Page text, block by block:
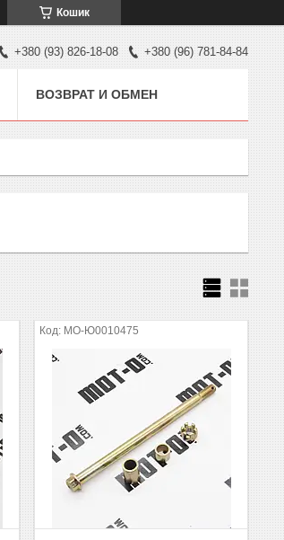
Кошик
+380 (93) 826-18-08 +380 (96) 781-84-84
ВОЗВРАТ И ОБМЕН
MO-Ю0010475